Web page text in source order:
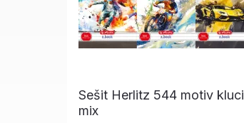
Sešit Herlitz 544 motiv kluci
mix